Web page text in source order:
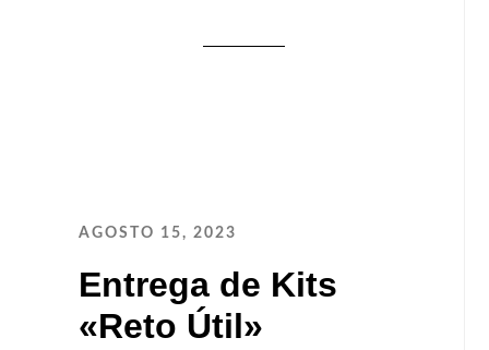
AGOSTO 15, 2023
Entrega de Kits
«Reto Útil»